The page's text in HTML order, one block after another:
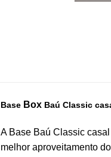
Base Box Baú Classic
A Base Baú Classic
melhor aproveitamento